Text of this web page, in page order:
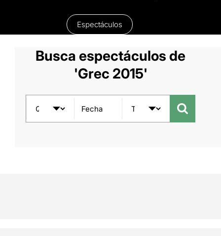
Espectáculos
Busca espectáculos de
'Grec 2015'
Fecha